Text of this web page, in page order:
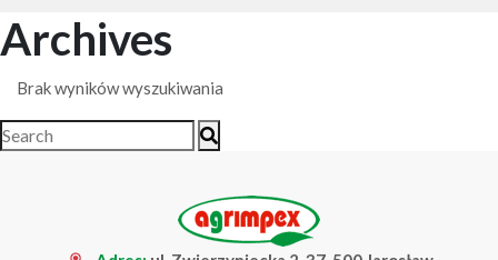
Archives
Brak wyników wyszukiwania